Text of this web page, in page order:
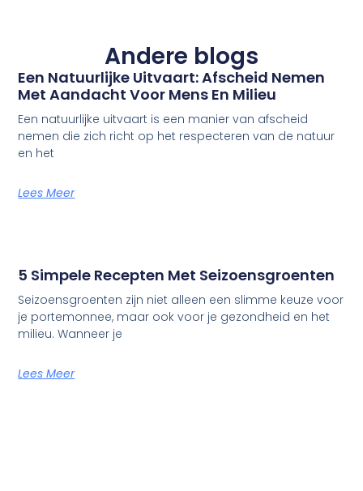
Andere blogs
Een Natuurlijke Uitvaart: Afscheid Nemen
Met Aandacht Voor Mens En Milieu
Een natuurlijke uitvaart is een manier van afscheid
nemen die zich richt op het respecteren van de natuur
en het
Lees Meer
5 Simpele Recepten Met Seizoensgroenten
Seizoensgroenten zijn niet alleen een slimme keuze voor
je portemonnee, maar ook voor je gezondheid en het
milieu. Wanneer je
Lees Meer